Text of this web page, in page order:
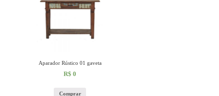
Aparador Rústico 01 gaveta
R$ 0
Comprar